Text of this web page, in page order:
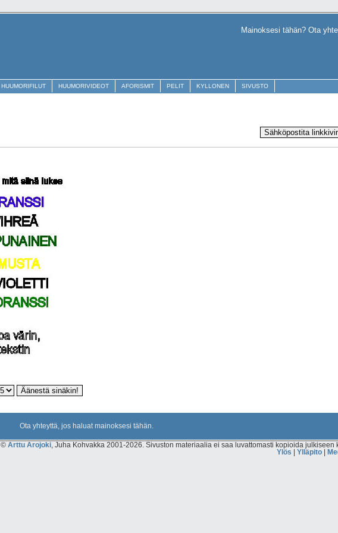
Mainoksesi tähän? Ota
HUUMORIFILUT HUUMORIVIDEOT AFORISMIT PELIT KYLLONEN SIVUSTO
Ota yhteyttä, jos haluat mainoksesi tähän.
© Arttu Arojoki , Juha Kohvakka 2001-2026. Sivuston materiaalia ei saa luvattomasti kopioida julkiseen
Ylös
Ylläpito